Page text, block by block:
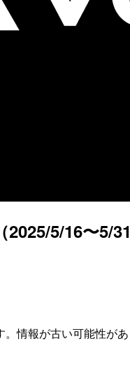
5/16〜5/
情報が古い可能性があ